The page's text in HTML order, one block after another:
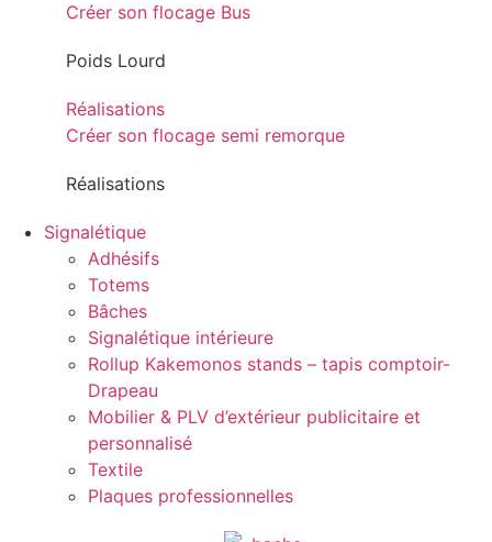
Créer son flocage Bus
Poids Lourd
Réalisations
Créer son flocage semi remorque
Réalisations
Signalétique
Adhésifs
Totems
Bâches
Signalétique intérieure
Rollup Kakemonos stands – tapis comptoir-
Drapeau
Mobilier & PLV d’extérieur publicitaire et
personnalisé
Textile
Plaques professionnelles